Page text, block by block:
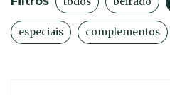
especiais complementos